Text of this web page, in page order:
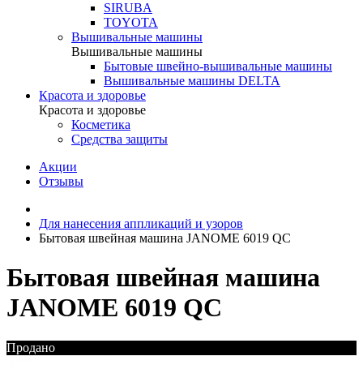
SIRUBA
TOYOTA
Вышивальные машины
Вышивальные машины
Бытовые швейно-вышивальные машины
Вышивальные машины DELTA
Красота и здоровье
Красота и здоровье
Косметика
Средства защиты
Акции
Отзывы
Для нанесения аппликаций и узоров
Бытовая швейная машина JANOME 6019 QC
Бытовая швейная машина
JANOME 6019 QC
Продано